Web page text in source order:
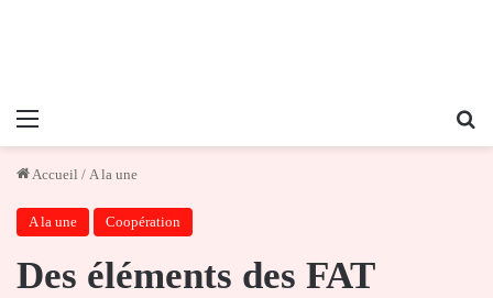
Menu
Accueil / A la une
A la une Coopération
Des éléments des FAT